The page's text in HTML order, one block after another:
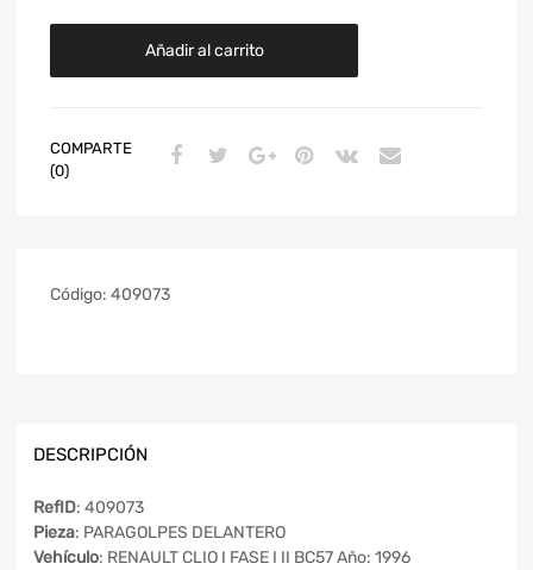
Añadir al carrito
COMPARTE
(0)
Código: 409073
DESCRIPCIÓN
RefID: 409073
Pieza: PARAGOLPES DELANTERO
Vehículo: RENAULT CLIO I FASE I II BC57 Año: 1996